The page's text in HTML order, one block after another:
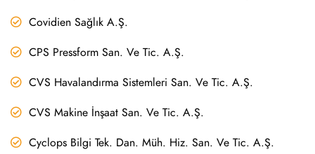
Covidien Sağlık A.Ş.
CPS Pressform San. Ve Tic. A.Ş.
CVS Havalandırma Sistemleri San. Ve Tic. A.Ş.
CVS Makine İnşaat San. Ve Tic. A.Ş.
Cyclops Bilgi Tek. Dan. Müh. Hiz. San. Ve Tic. A.Ş.